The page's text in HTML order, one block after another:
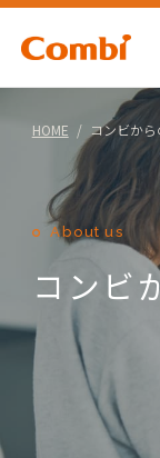
HOME コンビか
About us
コンビ